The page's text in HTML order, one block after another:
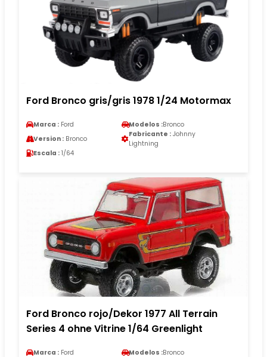
Ford Bronco gris/gris 1978 1/24 Motormax
Marca : Ford Modelos :Bronco
Version : Bronco
Fabricante : Johnny
Lightning
Escala : 1/64
Ford Bronco rojo/Dekor 1977 All Terrain
Series 4 ohne Vitrine 1/64 Greenlight
Marca : Ford Modelos :Bronco